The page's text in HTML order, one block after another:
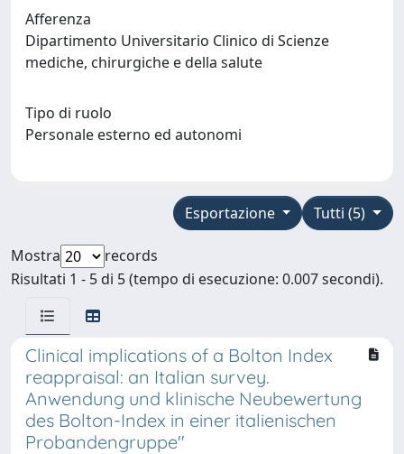
Afferenza
Dipartimento Universitario Clinico di Scienze
mediche, chirurgiche e della salute
Tipo di ruolo
Personale esterno ed autonomi
Tutti (5)
Esportazione
Mostra
records
Risultati 1 - 5 di 5 (tempo di esecuzione: 0.007 secondi).
Clinical implications of a Bolton Index
reappraisal: an Italian survey.
Anwendung und klinische Neubewertung
des Bolton-Index in einer italienischen
Probandengruppe"